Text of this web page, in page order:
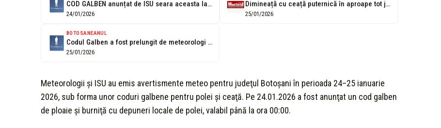
COD GALBEN anunțat de ISU seara aceasta la Botoșani
24/01/2026
Dimineață cu ceață puternică în aproape tot județul (video)
25/01/2026
BOTOSANEANUL
Codul Galben a fost prelungit de meteorologi la Botoșani
25/01/2026
Meteorologii şi ISU au emis avertismente meteo pentru judeţul Botoşani în perioada 24–25 ianuarie
2026, sub forma unor coduri galbene pentru polei şi ceaţă. Pe 24.01.2026 a fost anunţat un cod galben
de ploaie şi burniţă cu depuneri locale de polei, valabil până la ora 00:00.